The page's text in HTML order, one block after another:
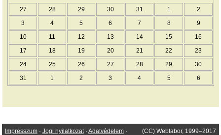
27 28 29 30 31 1 2
3 4 5 6 7 8 9
10 11 12 13 14 15 16
17 18 19 20 21 22 23
24 25 26 27 28 29 30
31 1 2 3 4 5 6
(CC) Weblabor, 1999–2017
Impresszum· Jogi nyilatkozat· Adatvédelem·